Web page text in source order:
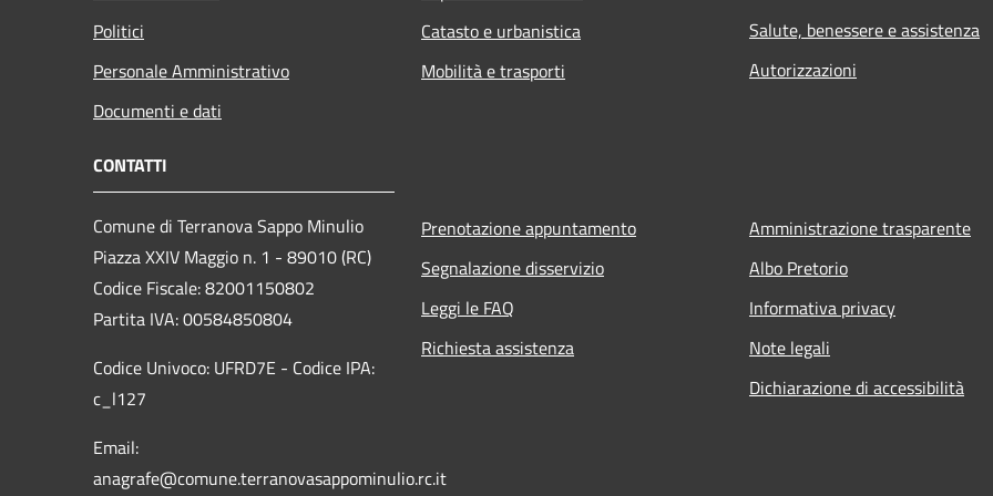
Politici
Personale Amministrativo
Documenti e dati
Catasto e urbanistica
Mobilità e trasporti
Salute, benessere e assistenza
Autorizzazioni
CONTATTI
Comune di Terranova Sappo Minulio
Piazza XXIV Maggio n. 1 - 89010 (RC)
Codice Fiscale: 82001150802
Partita IVA: 00584850804
Codice Univoco: UFRD7E - Codice IPA:
c_l127
Email:
anagrafe@comune.terranovasappominulio.rc.it
Prenotazione appuntamento
Segnalazione disservizio
Leggi le FAQ
Richiesta assistenza
Amministrazione trasparente
Albo Pretorio
Informativa privacy
Note legali
Dichiarazione di accessibilità